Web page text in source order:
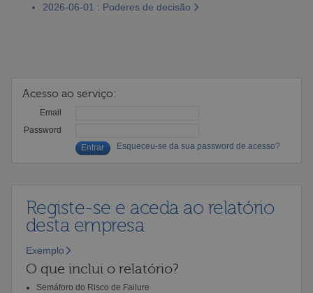
2026-06-01 : Poderes de decisão
Acesso ao serviço:
Email
Password
Esqueceu-se da sua password de acesso?
Registe-se e aceda ao relatório
desta empresa
Exemplo
O que inclui o relatório?
Semáforo do Risco de Failure